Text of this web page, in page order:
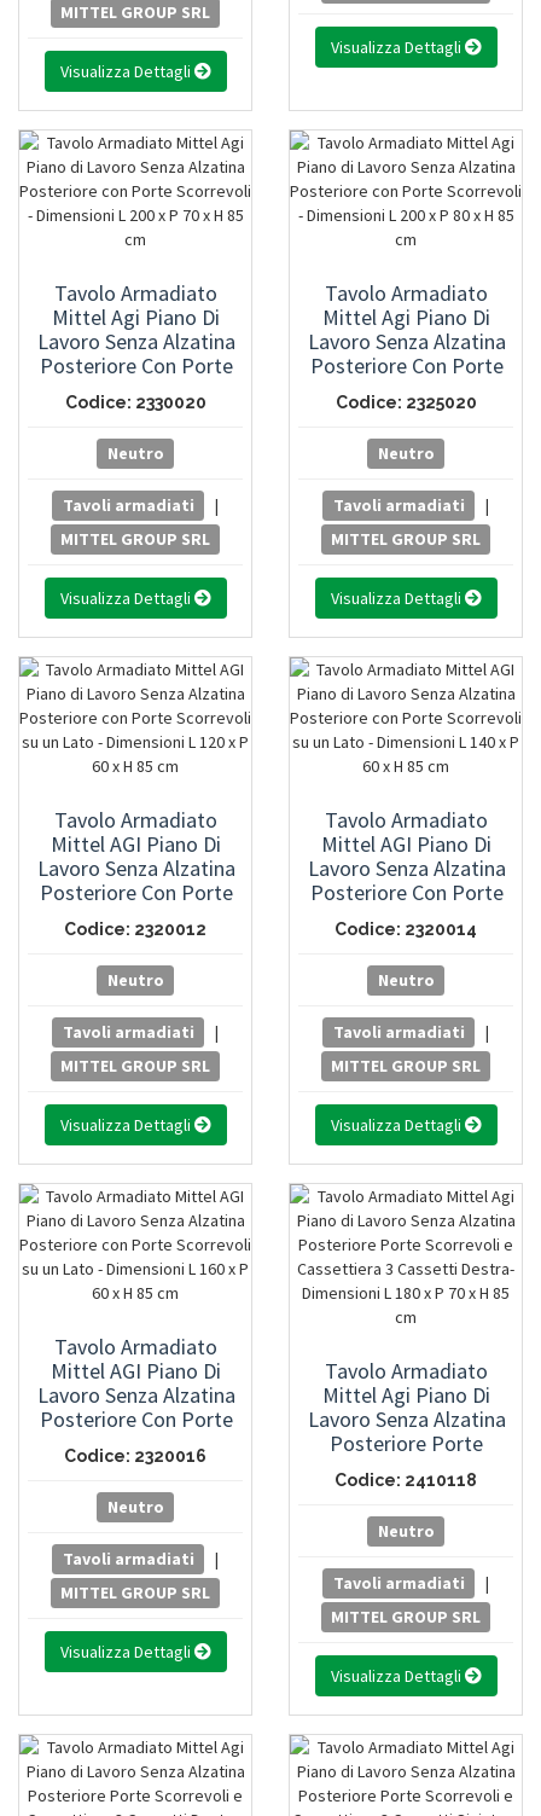
MITTEL GROUP SRL
Visualizza Dettagli
Visualizza Dettagli
Tavolo Armadiato
Mittel Agi Piano Di
Lavoro Senza Alzatina
Posteriore Con Porte
Scorrevoli - Dimensioni
L 200 X P 70 X H 85 Cm
Codice: 2330020
Neutro
Tavoli armadiati
|
MITTEL GROUP SRL
Visualizza Dettagli
Tavolo Armadiato
Mittel Agi Piano Di
Lavoro Senza Alzatina
Posteriore Con Porte
Scorrevoli - Dimensioni
L 200 X P 80 X H 85 Cm
Codice: 2325020
Neutro
Tavoli armadiati
|
MITTEL GROUP SRL
Visualizza Dettagli
Tavolo Armadiato
Mittel AGI Piano Di
Lavoro Senza Alzatina
Posteriore Con Porte
Scorrevoli Su Un Lato -
Dimensioni L 120 X P 60
X H 85 Cm
Codice: 2320012
Neutro
Tavoli armadiati
|
MITTEL GROUP SRL
Visualizza Dettagli
Tavolo Armadiato
Mittel AGI Piano Di
Lavoro Senza Alzatina
Posteriore Con Porte
Scorrevoli Su Un Lato -
Dimensioni L 140 X P 60
X H 85 Cm
Codice: 2320014
Neutro
Tavoli armadiati
|
MITTEL GROUP SRL
Visualizza Dettagli
Tavolo Armadiato
Mittel AGI Piano Di
Lavoro Senza Alzatina
Posteriore Con Porte
Scorrevoli Su Un Lato -
Dimensioni L 160 X P 60
X H 85 Cm
Codice: 2320016
Neutro
Tavoli armadiati
|
MITTEL GROUP SRL
Visualizza Dettagli
Tavolo Armadiato
Mittel Agi Piano Di
Lavoro Senza Alzatina
Posteriore Porte
Scorrevoli E Cassettiera
3 Cassetti Destra-
Dimensioni L 180 X P 70
X H 85 Cm
Codice: 2410118
Neutro
Tavoli armadiati
|
MITTEL GROUP SRL
Visualizza Dettagli